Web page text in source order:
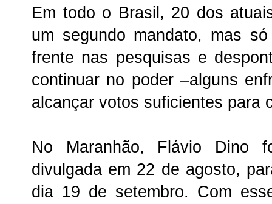
Em todo o Brasil, 20 dos
um segundo mandato, mas
frente nas pesquisas e
continuar no poder –alguns
alcançar votos suficientes para
No Maranhão, Flávio Dino
divulgada em 22 de agosto,
dia 19 de setembro. Com